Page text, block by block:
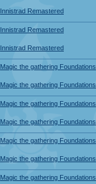
Innistrad Remastered
Innistrad Remastered
Innistrad Remastered
Magic the gathering Foundations
Magic the gathering Foundations
Magic the gathering Foundations
Magic the gathering Foundations
Magic the gathering Foundations
Magic the gathering Foundations
Magic the gathering Foundations